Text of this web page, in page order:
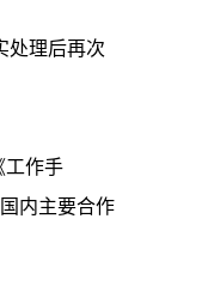
处理后再次
工作手
内主要合作